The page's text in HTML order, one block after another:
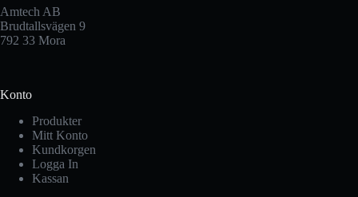
Amtech AB
Brudtallsvägen 9
792 33 Mora
Konto
Produkter
Mitt Konto
Kundkorgen
Logga In
Kassan